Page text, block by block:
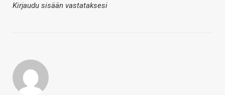
Kirjaudu sisään vastataksesi